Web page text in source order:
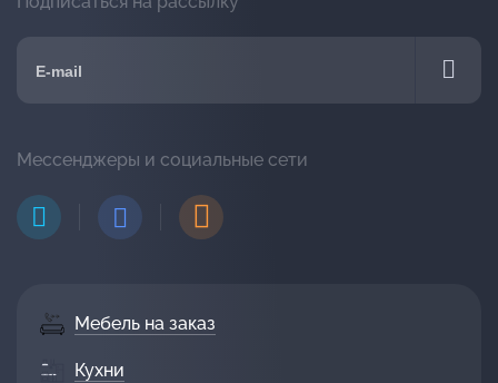
Мебель на заказ
Кухни
Мессенджеры и социальные сети